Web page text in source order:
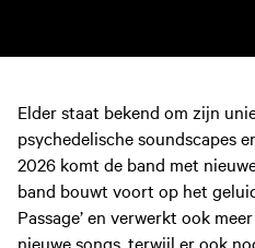
Elder staat bekend om zijn
psychedelische soundscapes
2026 komt de band met
band bouwt voort op het
Passage’ en verwerkt ook
nieuwe songs, terwijl er ook